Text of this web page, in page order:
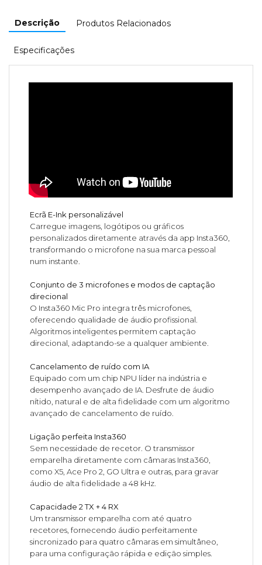
Descrição Produtos Relacionados
Especificações
Ecrã E-Ink personalizável
Carregue imagens, logótipos ou gráficos
personalizados diretamente através da app Insta360,
transformando o microfone na sua marca pessoal
num instante.
Conjunto de 3 microfones e modos de captação
direcional
O Insta360 Mic Pro integra três microfones,
oferecendo qualidade de áudio profissional.
Algoritmos inteligentes permitem captação
direcional, adaptando-se a qualquer ambiente.
Cancelamento de ruído com IA
Equipado com um chip NPU líder na indústria e
desempenho avançado de IA. Desfrute de áudio
nítido, natural e de alta fidelidade com um algoritmo
avançado de cancelamento de ruído.
Ligação perfeita Insta360
Sem necessidade de recetor. O transmissor
emparelha diretamente com câmaras Insta360,
como X5, Ace Pro 2, GO Ultra e outras, para gravar
áudio de alta fidelidade a 48 kHz.
Capacidade 2 TX + 4 RX
Um transmissor emparelha com até quatro
recetores, fornecendo áudio perfeitamente
sincronizado para quatro câmaras em simultâneo,
para uma configuração rápida e edição simples.